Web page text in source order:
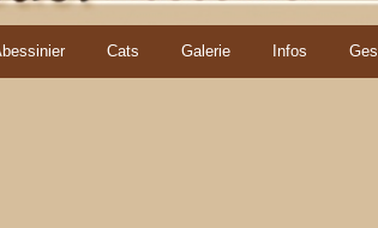
Cats Galerie Infos